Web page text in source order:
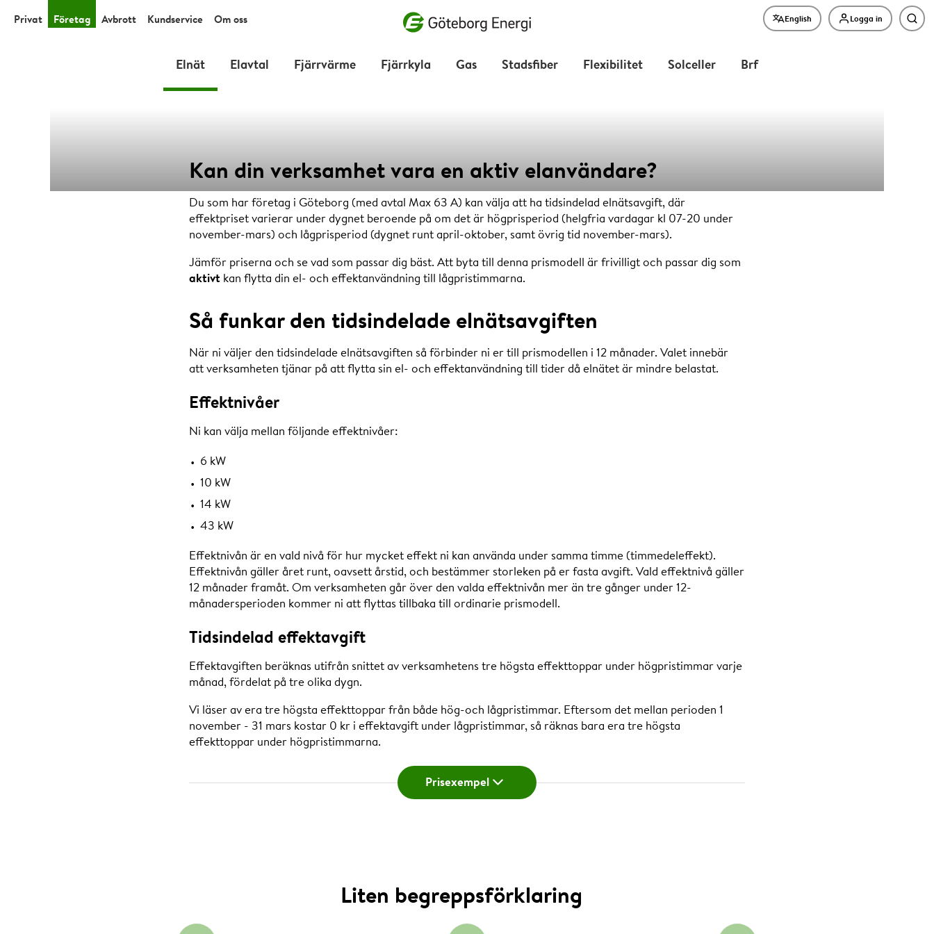
Vad vill du söka efter?
Privat Företag Avbrott Kundservice Om oss English Logga in
Elnät Elavtal Fjärrvärme Fjärrkyla Gas Stadsfiber Flexibilitet Solceller Brf
Valbar tidsindelad elnätsavgift
Kan din verksamhet vara en aktiv elanvändare?
Du som har företag i Göteborg (med avtal Max 63 A) kan välja att ha tidsindelad elnätsavgift, där
effektpriset varierar under dygnet beroende på om det är högprisperiod (helgfria vardagar kl 07-20 under
november-mars) och lågprisperiod (dygnet runt april-oktober, samt övrig tid november-mars).
Jämför priserna och se vad som passar dig bäst. Att byta till denna prismodell är frivilligt och passar dig som
aktivt kan flytta din el- och effektanvändning till lågpristimmarna.
Så funkar den tidsindelade elnätsavgiften
När ni väljer den tidsindelade elnätsavgiften så förbinder ni er till prismodellen i 12 månader. Valet innebär
att verksamheten tjänar på att flytta sin el- och effektanvändning till tider då elnätet är mindre belastat.
Effektnivåer
Ni kan välja mellan följande effektnivåer:
6 kW
10 kW
14 kW
43 kW
Effektnivån är en vald nivå för hur mycket effekt ni kan använda under samma timme (timmedeleffekt).
Effektnivån gäller året runt, oavsett årstid, och bestämmer storleken på er fasta avgift. Vald effektnivå gäller
12 månader framåt. Om verksamheten går över den valda effektnivån mer än tre gånger under 12-
månadersperioden kommer ni att flyttas tillbaka till ordinarie prismodell.
Tidsindelad effektavgift
Effektavgiften beräknas utifrån snittet av verksamhetens tre högsta effekttoppar under högpristimmar varje
månad, fördelat på tre olika dygn.
Vi läser av era tre högsta effekttoppar från både hög-och lågpristimmar. Eftersom det mellan perioden 1
november - 31 mars kostar 0 kr i effektavgift under lågpristimmar, så räknas bara era tre högsta
effekttoppar under högpristimmarna.
Verksamhet AB har effektnivån 14 kW och i exemplet gäller 2026 års effektavgift på 108 kr/kW.
Verksamheten hade följande effekttoppar i december:
Beräkningen blir: 10,55+10,45+12,36 / 3= 11,12 kW x 108 kr
Effektavgift under högpristimmar = 1200,96 kr
Prisexempel
Liten begreppsförklaring